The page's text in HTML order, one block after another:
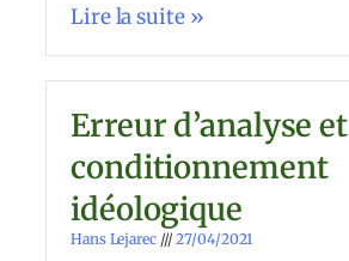
Lire la suite »
Erreur d’analyse et
conditionnement
idéologique
Hans Lejarec 27/04/2021